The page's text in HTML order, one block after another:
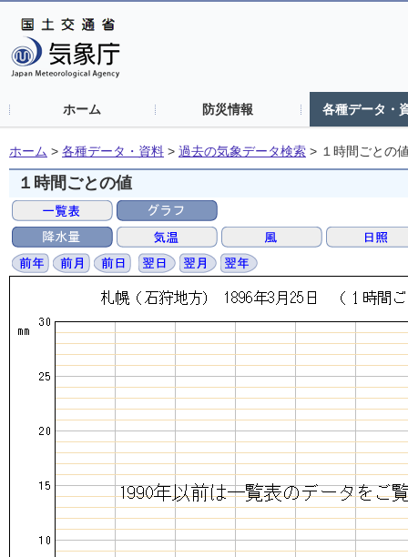
ホーム 防災情報 各種データ・
ホーム > 各種データ・資料 > 過去の気象データ検索 > １時間ごとの
１時間ごとの値